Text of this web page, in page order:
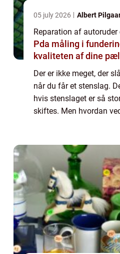
05 july 2026 Albert
Reparation af
Pda måling i
kvaliteten af dine
Der er ikke meget, der
når du får et stenslag.
hvis stenslaget er så
skiftes. Men hvordan